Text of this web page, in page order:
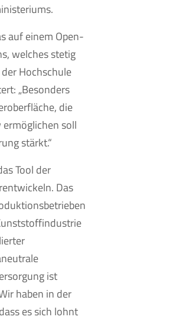
auf einem Open-
welches stetig
Hochschule
„Besonders
die
soll
stärkt.“
Tool der
Das
ist
haben in der
es sich lohnt